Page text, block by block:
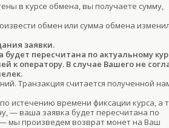
в курсе обмена, вы получаете сумму,
обмен или сумма обмена
заявки.
пересчитана по актуальному
к оператору. В случае Вашего не
Транзакция считается полученной
истечению времени фиксации курса, а
— ваша заявка будет пересчитана по
— мы произведем возврат монет на Ваш